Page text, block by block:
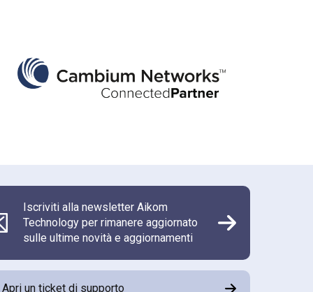
Iscriviti alla newsletter Aikom
Technology per rimanere aggiornato
sulle ultime novità e aggiornamenti
Apri un ticket di supporto